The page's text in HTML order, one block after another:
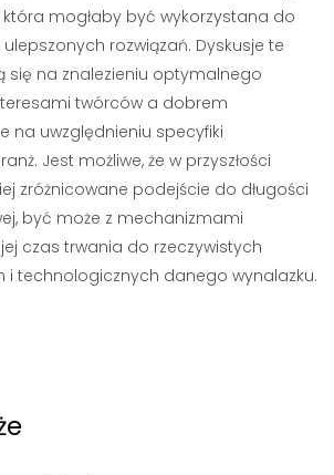
mogłaby być wykorzystana do
rozwiązań. Dyskusje te
się na znalezieniu optymalnego
twórców a dobrem
na uwzględnieniu specyfiki
Jest możliwe, że w przyszłości
zróżnicowane podejście do długości
być może z mechanizmami
czas trwania do rzeczywistych
i technologicznych danego wynalazku.